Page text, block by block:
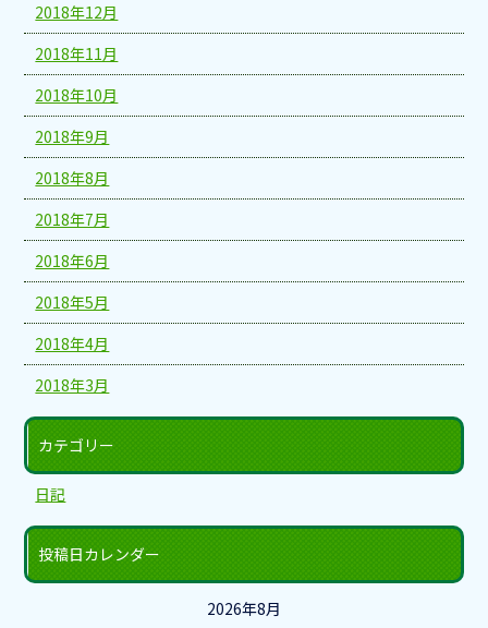
2018年12月
2018年11月
2018年10月
2018年9月
2018年8月
2018年7月
2018年6月
2018年5月
2018年4月
2018年3月
カテゴリー
日記
投稿日カレンダー
2026年8月